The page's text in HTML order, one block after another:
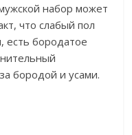
набор может
что слабый пол
есть бородатое
бородой и усами.